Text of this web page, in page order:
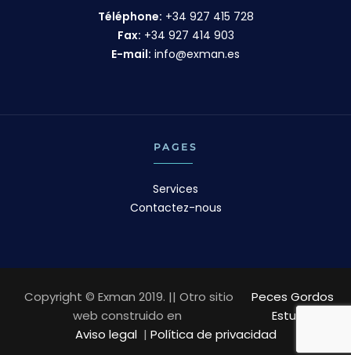
Téléphone: +34 927 415 728
Fax: +34 927 414 903
E-mail: info@exman.es
PAGES
Services
Contactez-nous
Copyright © Exman 2019. || Otro sitio
web construido en
Peces Gordos
Estudio
Aviso legal| Política de privacidad